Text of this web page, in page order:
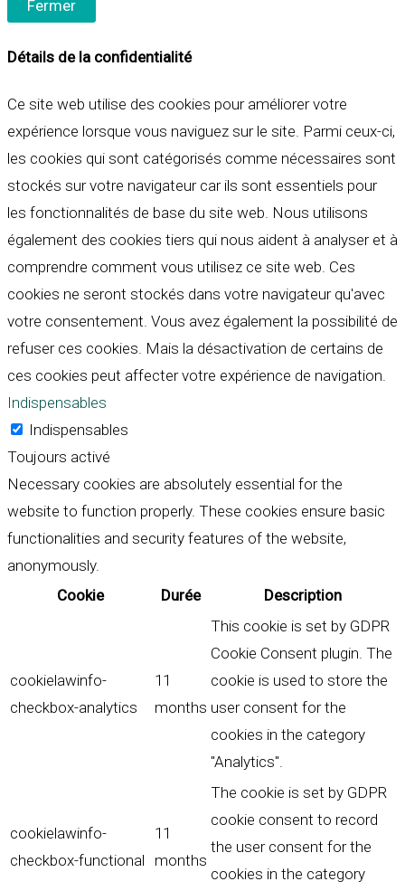
Fermer
Détails de la confidentialité
Ce site web utilise des cookies pour améliorer votre
expérience lorsque vous naviguez sur le site. Parmi ceux-ci,
les cookies qui sont catégorisés comme nécessaires sont
stockés sur votre navigateur car ils sont essentiels pour
les fonctionnalités de base du site web. Nous utilisons
également des cookies tiers qui nous aident à analyser et à
comprendre comment vous utilisez ce site web. Ces
cookies ne seront stockés dans votre navigateur qu'avec
votre consentement. Vous avez également la possibilité de
refuser ces cookies. Mais la désactivation de certains de
ces cookies peut affecter votre expérience de navigation.
Indispensables
Indispensables
Toujours activé
Necessary cookies are absolutely essential for the
website to function properly. These cookies ensure basic
functionalities and security features of the website,
anonymously.
Cookie
Durée Description
cookielawinfo-
checkbox-analytics
11
months
This cookie is set by GDPR
Cookie Consent plugin. The
cookie is used to store the
user consent for the
cookies in the category
"Analytics".
cookielawinfo-
checkbox-functional
11
months
The cookie is set by GDPR
cookie consent to record
the user consent for the
cookies in the category